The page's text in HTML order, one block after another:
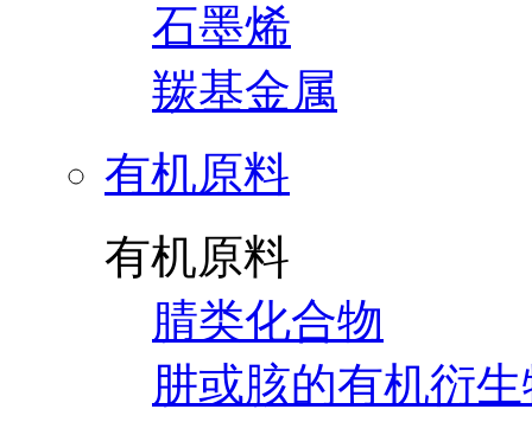
石墨烯
羰基金属
有机原料
有机原料
腈类化合物
肼或胲的有机衍